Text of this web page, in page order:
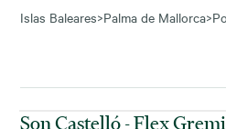
Islas Baleares>Palma de Mallorca>
Son Castelló - Flex